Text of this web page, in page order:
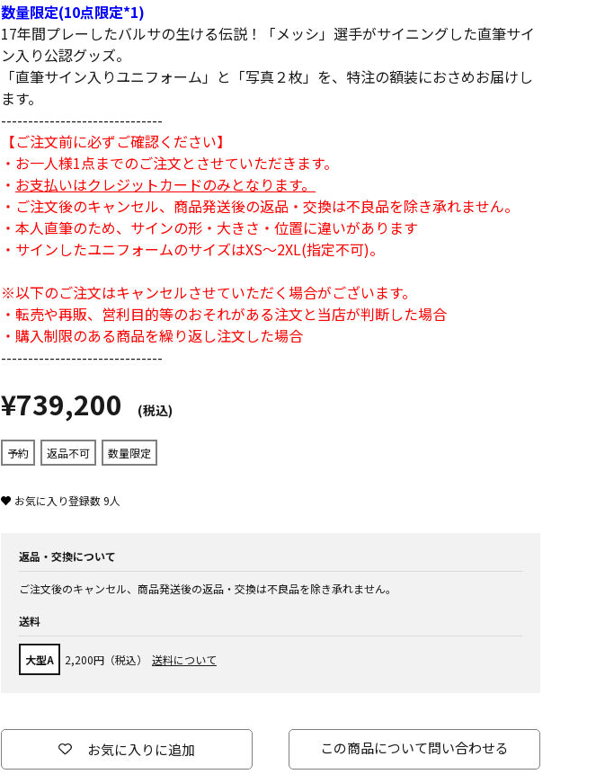
数量限定(10点限定*1)
17年間プレーしたバルサの生ける伝説！「メッシ」選手がサイニングした直筆サイ
ン入り公認グッズ。
「直筆サイン入りユニフォーム」と「写真２枚」を、特注の額装におさめお届けし
ます。
------------------------------
【ご注文前に必ずご確認ください】
・お一人様1点までのご注文とさせていただきます。
・ お支払いはクレジットカードのみとなります。
・ご注文後のキャンセル、商品発送後の返品・交換は不良品を除き承れません。
・本人直筆のため、サインの形・大きさ・位置に違いがあります
・サインしたユニフォームのサイズはXS～2XL(指定不可)。
※以下のご注文はキャンセルさせていただく場合がございます。
・転売や再販、営利目的等のおそれがある注文と当店が判断した場合
・購入制限のある商品を繰り返し注文した場合
------------------------------
¥739,200 (税込)
予約 返品不可 数量限定
お気に入り登録数9人
返品・交換について
ご注文後のキャンセル、商品発送後の返品・交換は不良品を除き承れません。
送料
大型A 2,200円（税込） 送料について
お気に入りに追加 この商品について問い合わせる